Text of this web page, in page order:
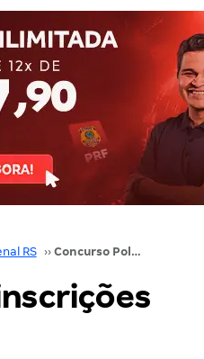
RS ›› Concurso Polícia Penal RS: inscrições prorrogadas!